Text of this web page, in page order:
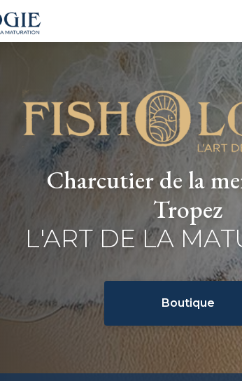
Charcutier de la
Tropez
L'ART DE LA
Boutique